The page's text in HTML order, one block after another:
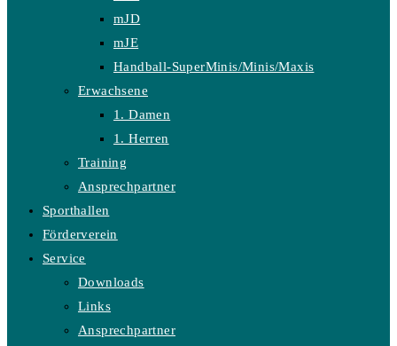
mJD
mJE
Handball-SuperMinis/Minis/Maxis
Erwachsene
1. Damen
1. Herren
Training
Ansprechpartner
Sporthallen
Förderverein
Service
Downloads
Links
Ansprechpartner